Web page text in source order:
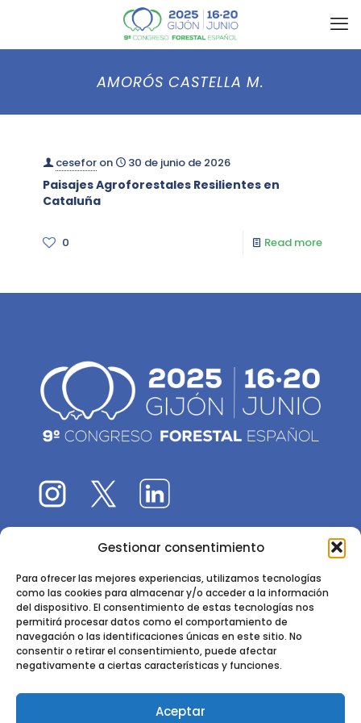
Gestionar consentimiento
Para ofrecer las mejores experiencias, utilizamos tecnologías
como las cookies para almacenar y/o acceder a la información
del dispositivo. El consentimiento de estas tecnologías nos
permitirá procesar datos como el comportamiento de
navegación o las identificaciones únicas en este sitio. No
consentir o retirar el consentimiento, puede afectar
negativamente a ciertas características y funciones.
Aceptar
AMORÓS CASTELLA M.
cesefor on 30 de junio de 2026
Paisajes Agroforestales Resilientes en
Cataluña
0 Read more
El 9CFE es una actividad promovida por laSociedad
Instituto de Ciencias Forestales, INIA-CSIC
Ctra. de la Coruña km 7,5 - 28040 Madrid